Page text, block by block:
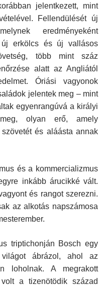
jelentkezett, mint
Fellendülését új
eredményeként
új erkölcs és új vallásos
több mint száz
alatt az Angliától
Óriási vagyonok
jelentek meg – mint
egyenrangúvá a királyi
olyan erő, amely
és aláásta annak
és a kommercializmus
inkább árucikké vált.
és rangot szerezni.
az alkotás napszámosa
triptichonján Bosch egy
ábrázol, ahol az
loholnak. A megrakott
a tizenötödik század